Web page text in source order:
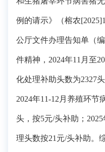
例的请示》（榕农
公厅文件办理告知单（
件精神，2024年11月至
化处理补助头数为2327
2024年11-12月养殖环节
头，按5元/头补助；
理头数按21元/头补助。